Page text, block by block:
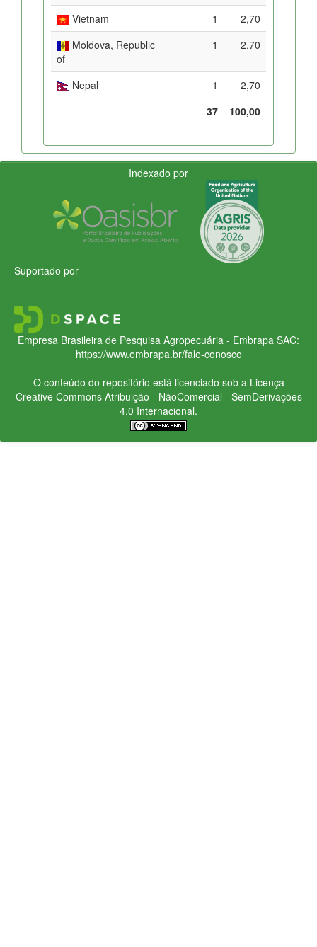
Vietnam
1
2,70
Moldova, Republic
of
1 2,70
Nepal 1
2,70
37
100,00
Indexado por
Suportado por
Empresa Brasileira de Pesquisa Agropecuária - Embrapa SAC:
https://www.embrapa.br/fale-conosco
O conteúdo do repositório está licenciado sob a Licença
Creative CommonsAtribuição - NãoComercial - SemDerivações
4.0 Internacional.